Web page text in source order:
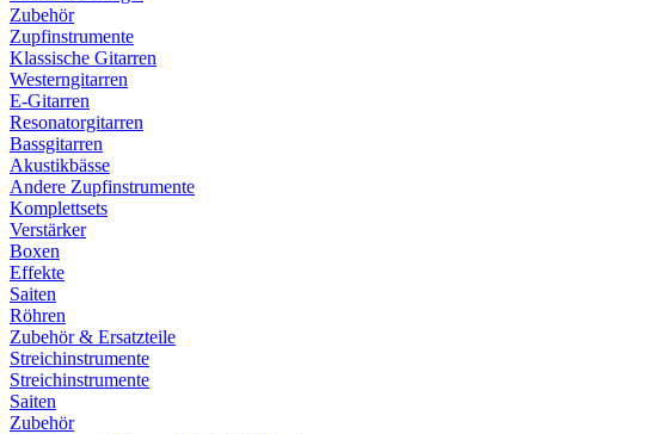
Zubehör
Zupfinstrumente
Klassische Gitarren
Westerngitarren
E-Gitarren
Resonatorgitarren
Bassgitarren
Akustikbässe
Andere Zupfinstrumente
Komplettsets
Verstärker
Boxen
Effekte
Saiten
Röhren
Zubehör & Ersatzteile
Streichinstrumente
Streichinstrumente
Saiten
Zubehör